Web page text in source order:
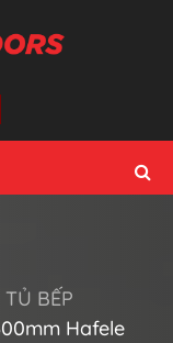
BẾP
Hafele